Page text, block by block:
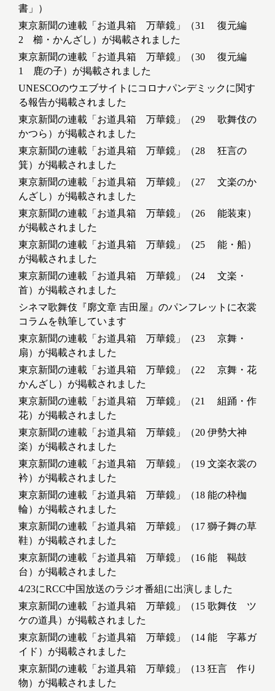
書」）
東京新聞の連載「お道具箱 万華鏡」（31 復元編
2 櫛・かんざし）が掲載されました
東京新聞の連載「お道具箱 万華鏡」（30 復元編
1 鹿の子）が掲載されました
UNESCOのウエブサイトにコロナパンデミックに関す
る報告が掲載されました
東京新聞の連載「お道具箱 万華鏡」（29 歌舞伎の
かつら）が掲載されました
東京新聞の連載「お道具箱 万華鏡」（28 狂言の
箕）が掲載されました
東京新聞の連載「お道具箱 万華鏡」（27 文楽のか
んざし）が掲載されました
東京新聞の連載「お道具箱 万華鏡」（26 能装束）
が掲載されました
東京新聞の連載「お道具箱 万華鏡」（25 能・船）
が掲載されました
東京新聞の連載「お道具箱 万華鏡」（24 文楽・
首）が掲載されました
シネマ歌舞伎『廓文章 吉田屋』のパンフレットに衣裳
コラムを執筆しています
東京新聞の連載「お道具箱 万華鏡」（23 京舞・
扇）が掲載されました
東京新聞の連載「お道具箱 万華鏡」（22 京舞・花
かんざし）が掲載されました
東京新聞の連載「お道具箱 万華鏡」（21 組踊・作
花）が掲載されました
東京新聞の連載「お道具箱 万華鏡」（20 伊勢大神
楽）が掲載されました
東京新聞の連載「お道具箱 万華鏡」（19 文楽衣裳の
衿）が掲載されました
東京新聞の連載「お道具箱 万華鏡」（18 能の枠枷
輪）が掲載されました
東京新聞の連載「お道具箱 万華鏡」（17 獅子舞の草
鞋）が掲載されました
東京新聞の連載「お道具箱 万華鏡」（16 能 鞨鼓
台）が掲載されました
4/23にRCC中国放送のラジオ番組に出演しました
東京新聞の連載「お道具箱 万華鏡」（15 歌舞伎 ツ
ケの道具）が掲載されました
東京新聞の連載「お道具箱 万華鏡」（14 能 字幕ガ
イド）が掲載されました
東京新聞の連載「お道具箱 万華鏡」（13 狂言 作り
物）が掲載されました